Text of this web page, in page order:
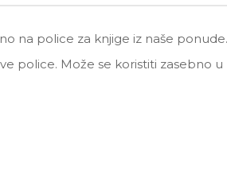
na police za knjige iz naše ponude.
police. Može se koristiti zasebno